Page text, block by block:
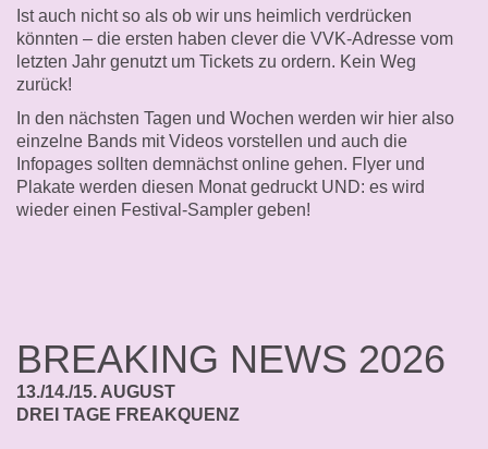
Ist auch nicht so als ob wir uns heimlich verdrücken
könnten – die ersten haben clever die VVK-Adresse vom
letzten Jahr genutzt um Tickets zu ordern. Kein Weg
zurück!
In den nächsten Tagen und Wochen werden wir hier also
einzelne Bands mit Videos vorstellen und auch die
Infopages sollten demnächst online gehen. Flyer und
Plakate werden diesen Monat gedruckt UND: es wird
wieder einen Festival-Sampler geben!
BREAKING NEWS 2026
13./14./15. AUGUST
DREI TAGE FREAKQUENZ